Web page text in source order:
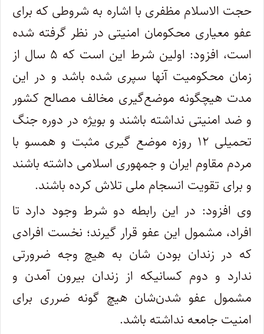
حجت الاسلام مظفری با اشاره به شروطی که برای
عفو معیاری محکومان امنیتی در نظر گرفته شده
است، افزود: اولین شرط این است که ۵ سال از
زمان محکومیت آنها سپری شده باشد و در این
مدت هیچگونه موضع‌گیری مخالف مصالح کشور
و ضد امنیتی نداشته باشند و بویژه در دوره جنگ
تحمیلی ۱۲ روزه موضع گیری مثبت و همسو با
مردم مقاوم ایران و جمهوری اسلامی داشته باشند
و برای تقویت انسجام ملی تلاش کرده باشند.
وی افزود: در این رابطه دو شرط وجود دارد تا
افراد، مشمول این عفو قرار گیرند؛ نخست افرادی
که در زندان بودن شان به هیچ وجه ضرورتی
ندارد و دوم کسانیکه از زندان بیرون آمدن و
مشمول عفو شدن‌شان هیچ گونه ضرری برای
امنیت جامعه نداشته باشد.